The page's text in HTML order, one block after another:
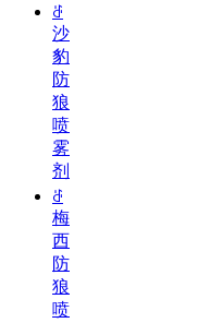
ꁕ
沙
豹
防
狼
喷
雾
剂
ꁕ
梅
西
防
狼
喷